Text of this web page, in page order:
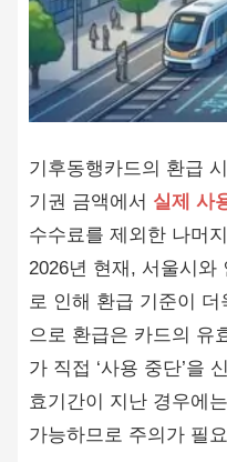
기후동행카드의 환급
기권 금액에서 실제 사
수수료를 제외한 나머
2026년 현재, 서울시와
로 인해 환급 기준이
으로 환급은 카드의 유
가 직접 ‘사용 중단’을
효기간이 지난 경우에
가능하므로 주의가 필